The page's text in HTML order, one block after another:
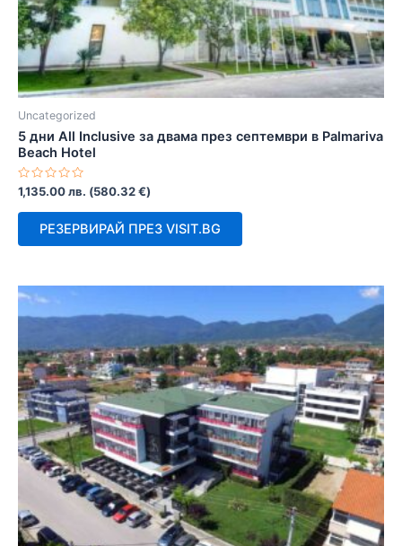
Uncategorized
5 дни All Inclusive за двама през септември в Palmariva
Beach Hotel
Оценено
с
0
1,135.00лв. (580.32€)
РЕЗЕРВИРАЙ ПРЕЗ VISIT.BG